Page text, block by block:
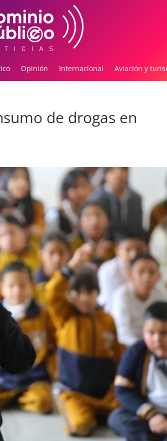
Opinión Internacional Aviación y
de drogas en